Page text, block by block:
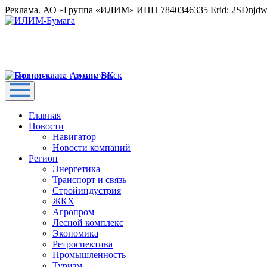
Реклама. АО «Группа «ИЛИМ» ИНН 7840346335 Erid:
Главная
Новости
Навигатор
Новости компаний
Регион
Энергетика
Транспорт и связь
Стройиндустрия
ЖКХ
Агропром
Лесной комплекс
Экономика
Ретроспектива
Промышленность